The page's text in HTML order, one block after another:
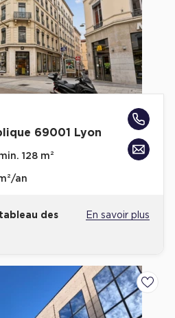
69001 Lyon
128 m²
an
des
En savoir plus